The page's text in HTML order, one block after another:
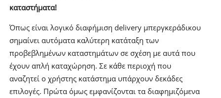
καταστήματα!
Όπως είναι λογικό διαφήμιση delivery μπεργκεράδικου
σημαίνει αυτόματα καλύτερη κατάταξη των
προβεβλημένων καταστημάτων σε σχέση με αυτά που
έχουν απλή καταχώρηση. Σε κάθε περιοχή που
αναζητεί ο χρήστης κατάστημα υπάρχουν δεκάδες
επιλογές. Πρώτα όμως εμφανίζονται τα διαφημιζόμενα